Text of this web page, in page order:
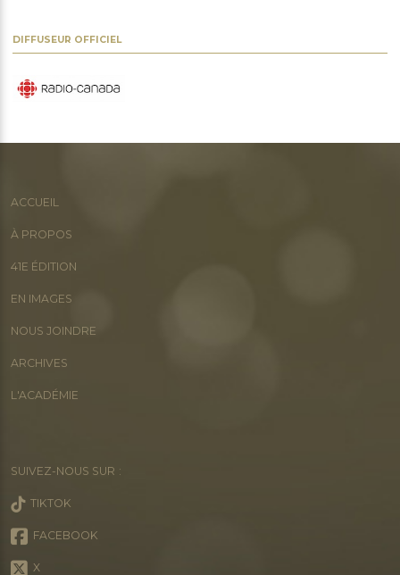
DIFFUSEUR OFFICIEL
ACCUEIL
À PROPOS
41E ÉDITION
EN IMAGES
NOUS JOINDRE
ARCHIVES
L'ACADÉMIE
SUIVEZ-NOUS SUR :
TIKTOK
FACEBOOK
X